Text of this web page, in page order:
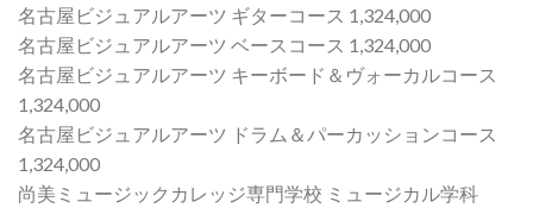
名古屋ビジュアルアーツ ギターコース 1,324,000
名古屋ビジュアルアーツ ベースコース 1,324,000
名古屋ビジュアルアーツ キーボード＆ヴォーカルコース
1,324,000
名古屋ビジュアルアーツ ドラム＆パーカッションコース
1,324,000
尚美ミュージックカレッジ専門学校 ミュージカル学科